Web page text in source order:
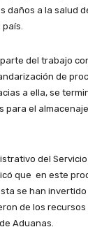
daños a la salud
del trabajo
de
a ella, se
para el
del
que en este
se han
de los
Aduanas.